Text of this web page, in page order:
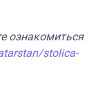
ознакомиться
stolica-